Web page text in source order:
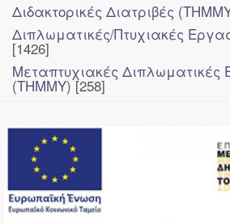
Διδακτορικές Διατριβές
Διπλωματικές/Πτυχιακές
[1426]
Μεταπτυχιακές Διπλωματικές
(ΤΗΜΜΥ)[258]